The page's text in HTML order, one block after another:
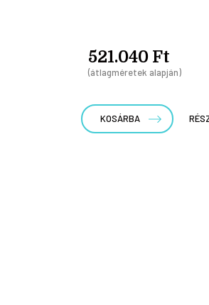
521.040 Ft
(átlagméretek alapján)
KOSÁRBA